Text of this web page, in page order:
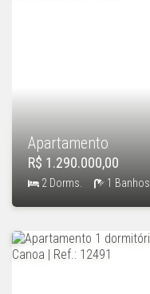
Apartamento
R$ 1.290.000,00
2 Dorms. 1 Banhos